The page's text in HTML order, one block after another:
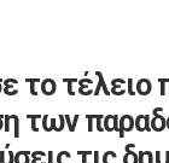
το
των